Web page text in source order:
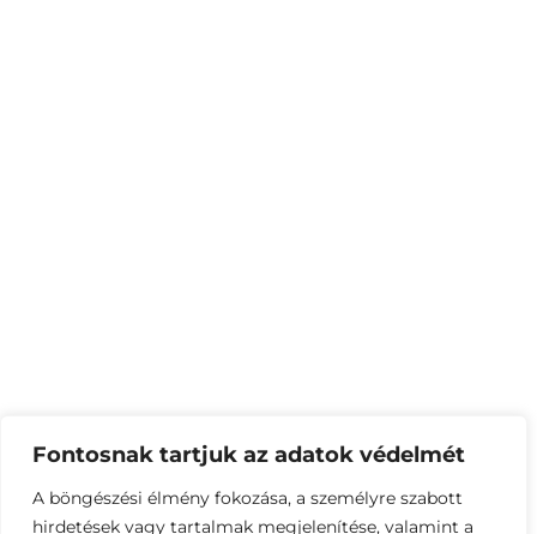
Fontosnak tartjuk az adatok védelmét
A böngészési élmény fokozása, a személyre szabott
hirdetések vagy tartalmak megjelenítése, valamint a